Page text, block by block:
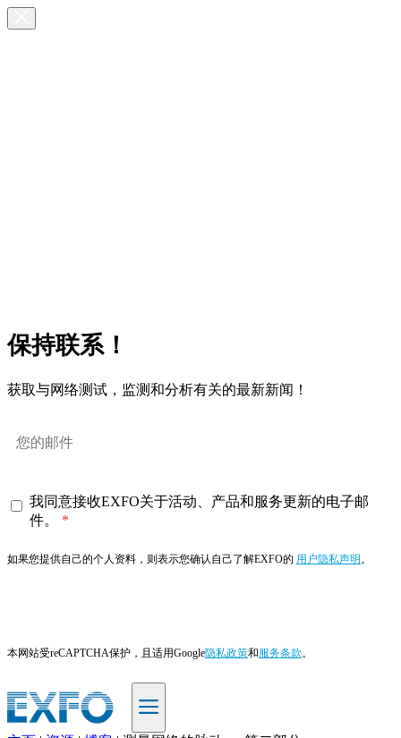
保持联系！
获取与网络测试，监测和分析有关的最新新闻！
我同意接收EXFO关于活动、产品和服务更新的电子邮
件。
如果您提供自己的个人资料，则表示您确认自己了解EXFO的 用户隐私声明 。
本网站受reCAPTCHA保护，且适用Google隐私政策和服务条款。